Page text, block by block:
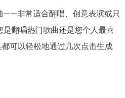
——非常适合翻唱、创意表演或只
翻唱热门歌曲还是您个人最喜
都可以轻松地通过几次点击生成